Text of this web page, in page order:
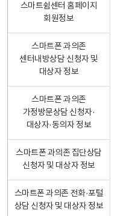
스마트쉼센터 홈페이지
회원정보
스마트폰 과의존
센터내방상담 신청자 및
대상자 정보
스마트폰 과의존
가정방문상담 신청자·
대상자·동의자 정보
스마트폰 과의존 집단상담
신청자 및 대상자 정보
스마트폰 과의존 전화·포털
상담 신청자 및 대상자 정보